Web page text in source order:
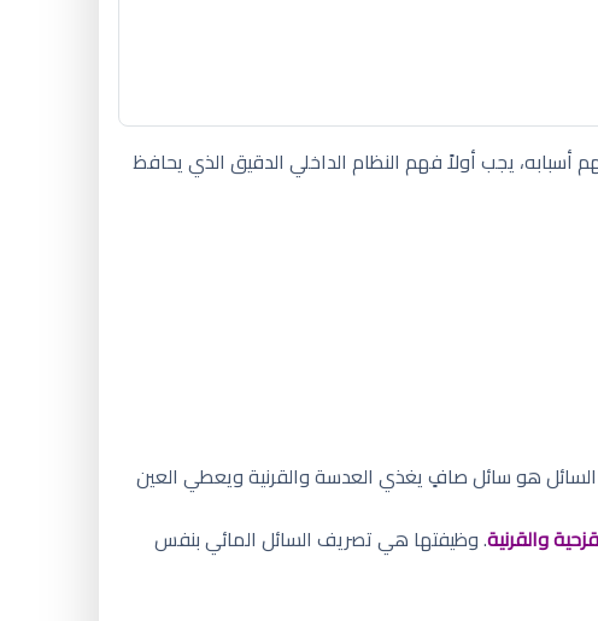
أسبابه، يجب أولاً فهم النظام الداخلي الدقيق الذي يحافظ
السائل هو سائل صافٍ يغذي العدسة والقرنية ويعطي العين
والقرنية. وظيفتها هي تصريف السائل المائي بنفس